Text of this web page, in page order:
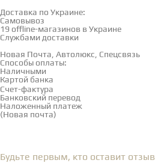
Доставка по Украине:
Самовывоз
19 offline-магазинов в Украине
Службами доставки
Новая Почта, Автолюкс, Спецсвязь
Способы оплаты:
Наличными
Картой банка
Счет-фактура
Банковский перевод
Наложенный платеж
(Новая почта)
Будьте первым, кто оставит отзыв